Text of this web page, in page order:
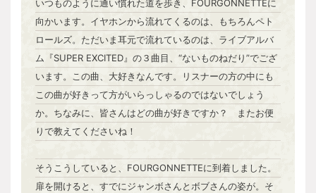
いつものように通い慣れた道を歩き、FOURGONNETTEに
向かいます。イヤホンから流れてくるのは、もちろんペト
ロールズ。ただいま耳元で流れているのは、ライブアルバ
ム『SUPER EXCITED』の３曲目、“ないものねだり”でござ
います。この曲、大好きなんです。リスナーの方の中にも
この曲が好きって方がいらっしゃるのではないでしょう
か。ちなみに、皆さんはどの曲が好きですか？ またお便
りで教えてくださいね！
そうこうしていると、FOURGONNETTEに到着しました。
扉を開けると、すでにジャンボさんとボブさんの姿が。そ